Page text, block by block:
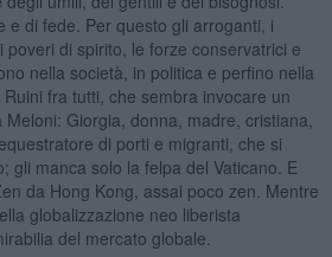
e di fede. Per questo gli arroganti, i
di spirito, le forze conservatrici e
nella società, in politica e perfino nella
fra tutti, che sembra invocare un
Giorgia, donna, madre, cristiana,
di porti e migranti, che si
gli manca solo la felpa del Vaticano. E
da Hong Kong, assai poco zen. Mentre
globalizzazione neo liberista
del mercato globale.